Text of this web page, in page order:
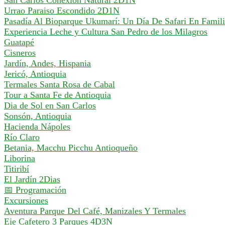
Urrao Paraiso Escondido 2D1N
Pasadía Al Bioparque Ukumarí: Un Día De Safari En
Experiencia Leche y Cultura San Pedro de los Milagros
Guatapé
Cisneros
Jardín, Andes, Hispania
Jericó, Antioquia
Termales Santa Rosa de Cabal
Tour a Santa Fe de Antioquia
Dia de Sol en San Carlos
Sonsón, Antioquia
Hacienda Nápoles
Río Claro
Betania, Macchu Picchu Antioqueño
Liborina
Titiribí
El Jardín 2Dias
📅 Programación
Excursiones
Aventura Parque Del Café, Manizales Y Termales
Eje Cafetero 3 Parques 4D3N